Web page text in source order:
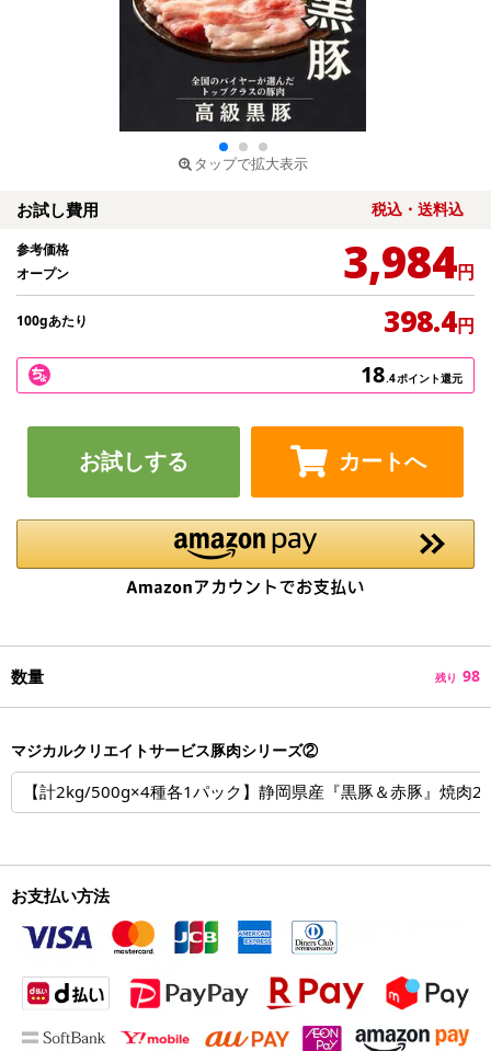
タップで拡大表示
お試し費用 税込・送料込
参考価格
オープン
3,984円
100gあたり 398.4円
18.4ポイント還元
お試しする カートへ
数量 残り 98
マジカルクリエイトサービス豚肉シリーズ②
【計2kg/500g×4種各1パック】静岡県産『黒豚＆赤豚』焼肉2
お支払い方法